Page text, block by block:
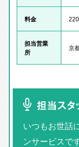
料金
担当営業
所
京
担当スタ
いつもお世話
ンサービスで